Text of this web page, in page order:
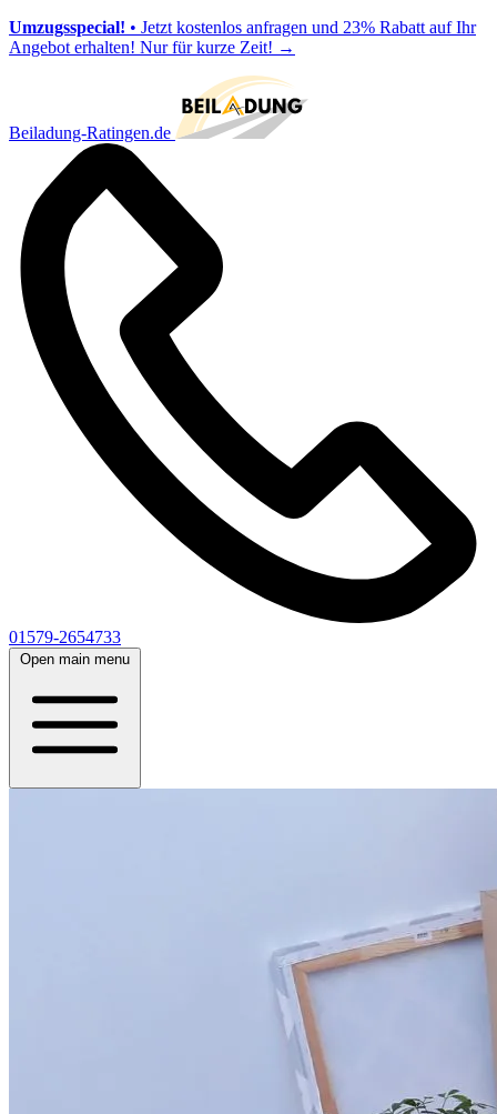
Umzugsspecial! • Jetzt kostenlos anfragen und 23% Rabatt auf Ihr
Angebot erhalten! Nur für kurze Zeit! →
Beiladung-Ratingen.de
01579-2654733
Open main menu